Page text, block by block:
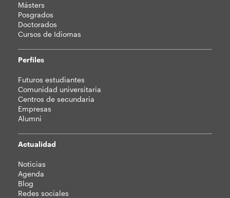
Másters
Posgrados
Doctorados
Cursos de Idiomas
Perfiles
Futuros estudiantes
Comunidad universitaria
Centros de secundaria
Empresas
Alumni
Actualidad
Noticias
Agenda
Blog
Redes sociales